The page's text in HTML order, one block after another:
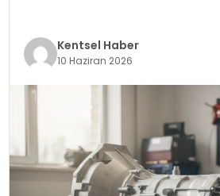
TEKNOLOJI
MAGAZIN
SPOR
Kentsel Haber
10 Haziran 2026